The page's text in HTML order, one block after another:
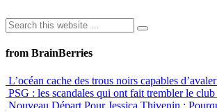
from BrainBerries
L’océan cache des trous noirs capables
PSG : les scandales qui ont fait trembler le
Nouveau Départ Pour Jessica Thivenin :